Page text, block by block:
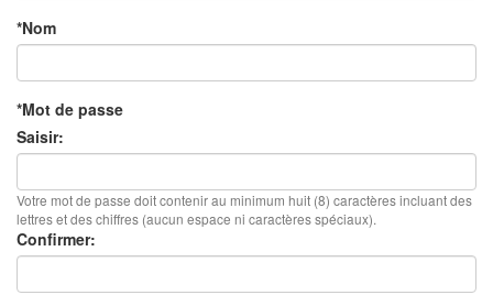
*Nom
*Mot de passe
Saisir:
Votre mot de passe doit contenir au minimum huit (8) caractères incluant des
lettres et des chiffres (aucun espace ni caractères spéciaux).
Confirmer: